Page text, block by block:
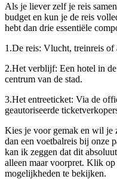
Als je liever zelf je reis
budget en kun je de reis
hebt dan drie essentiële
1.De reis: Vlucht, treinreis
2.Het verblijf: Een hotel in
centrum van de stad.
3.Het entreeticket: Via de
geautoriseerde
Kies je voor gemak en wil je
dan een voetbalreis bij onze
kan ik zeggen dat dit
alleen maar voorpret. Klik op
mogelijkheden te bekijken.